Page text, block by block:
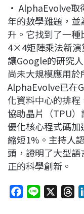
• AlphaEvolve取
年的數學難題，
升。它找到了一
4×4矩陣乘法新演
讓Google的研究
尚未大規模應用於
AlphaEvolve已在
化資料中心的排程
協助晶片（TPU
優化核心程式碼
縮短1%。主持人
頭，證明了大型
正的科學創新。